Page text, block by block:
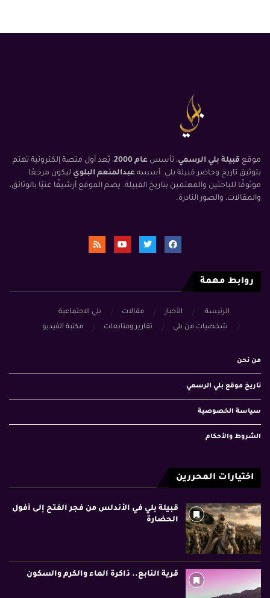
موقع قبيلة بلي الرسمي، تأسس عام 2000
، يُعد أول منصة إلكترونية تهتم
بتوثيق تاريخ وحاضر قبيلة بلي. أسسه عبدالمنعم البلوي ليكون مرجعًا
موثوقًا للباحثين والمهتمين بتاريخ القبيلة. يضم الموقع أرشيفًا غنيًا بالوثائق،
والمقالات، والصور النادرة.
روابط مهمة
الرئيسة: الأخبار مقالات
بلي الاجتماعية
شخصيات من بلي
تقارير ومتابعات مكتبة الفيديو
من نحن
تاريخ موقع بلي الرسمي
سياسة الخصوصية
الشروط والأحكام
اختيارات المحررين
قبيلة بلي في الأندلس من فجر الفتح إلى أفول
الحضارة
قرية النابع.. ذاكرة الماء والكرم والسكون